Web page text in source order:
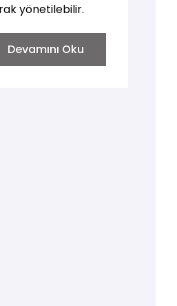
yönetilebilir.
Devamını Oku